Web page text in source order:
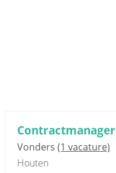
Contractmanager
Vonders (1 vacature)
Houten